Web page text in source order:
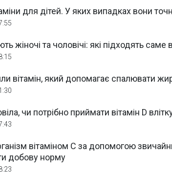
для дітей. У яких випадках вони
жіночі та чоловічі: які підходять саме
вітамін, який допомагає спалювати
чи потрібно приймати вітамін D
вітаміном С за допомогою
добову норму